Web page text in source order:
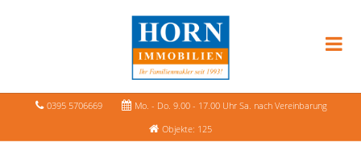
0395 5706669
Mo. - Do. 9.00 - 17.00 Uhr Sa. nach Vereinbarung
Objekte: 125